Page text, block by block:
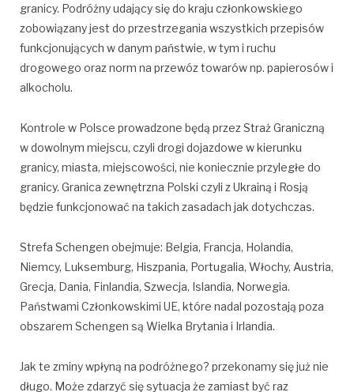
granicy. Podróżny udający się do kraju członkowskiego
zobowiązany jest do przestrzegania wszystkich przepisów
funkcjonujących w danym państwie, w tym i ruchu
drogowego oraz norm na przewóz towarów np. papierosów i
alkocholu.
Kontrole w Polsce prowadzone będą przez Straż Graniczną
w dowolnym miejscu, czyli drogi dojazdowe w kierunku
granicy, miasta, miejscowości, nie koniecznie przyległe do
granicy. Granica zewnętrzna Polski czyli z Ukrainą i Rosją
będzie funkcjonować na takich zasadach jak dotychczas.
Strefa Schengen obejmuje: Belgia, Francja, Holandia,
Niemcy, Luksemburg, Hiszpania, Portugalia, Włochy, Austria,
Grecja, Dania, Finlandia, Szwecja, Islandia, Norwegia.
Państwami Członkowskimi UE, które nadal pozostają poza
obszarem Schengen są Wielka Brytania i Irlandia.
Jak te zminy wpłyną na podróżnego? przekonamy się już nie
długo. Może zdarzyć się sytuacja że zamiast być raz